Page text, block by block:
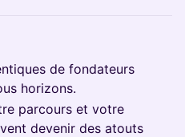
de fondateurs
horizons.
parcours et votre
devenir des atouts